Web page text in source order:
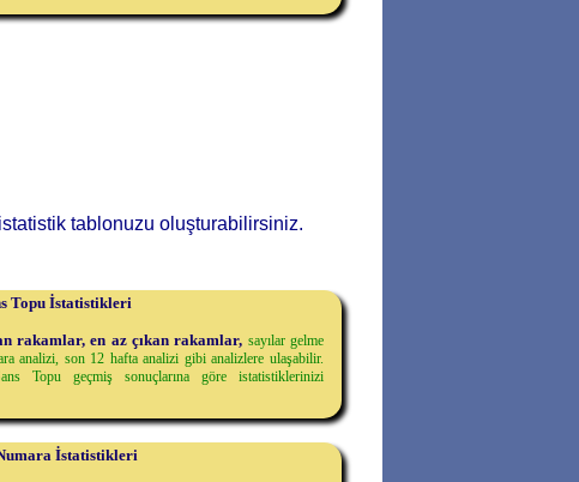
tablonuzu oluşturabilirsiniz.
Topu İstatistikleri
rakamlar, en az çıkan rakamlar, sayılar gelme
analizi, son 12 hafta analizi gibi analizlere ulaşabilir.
Topu geçmiş sonuçlarına göre istatistiklerinizi
İstatistikleri